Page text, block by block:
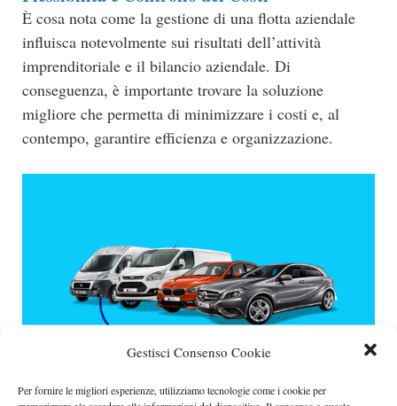
Gestisci Consenso Cookie
Per fornire le migliori esperienze, utilizziamo tecnologie come i cookie per
È cosa nota come la gestione di una flotta aziendale
influisca notevolmente sui risultati dell’attività
imprenditoriale e il bilancio aziendale. Di
conseguenza, è importante trovare la soluzione
migliore che permetta di minimizzare i costi e, al
contempo, garantire efficienza e organizzazione.